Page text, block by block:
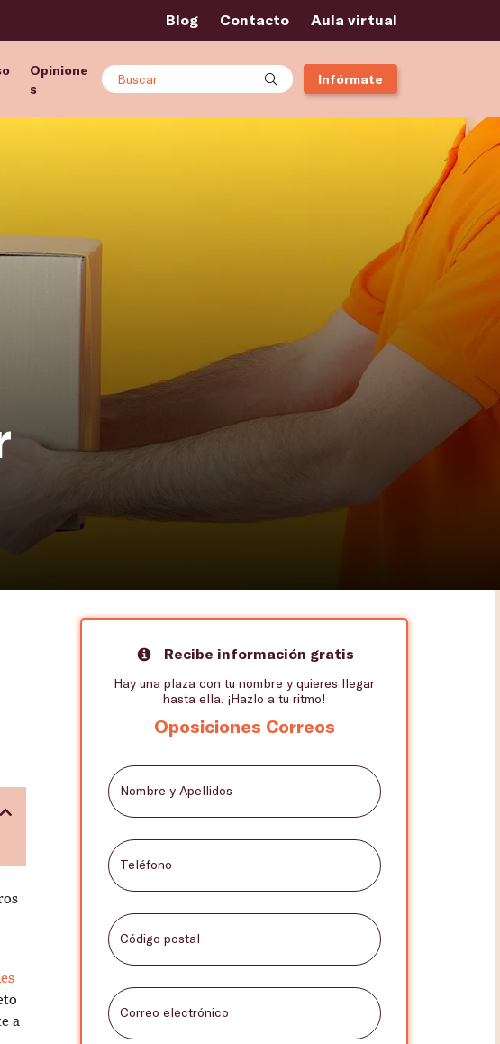
Blog Contacto Aula virtual
Opinione
s
Buscar Infórmate
a
Recibe información gratis
Hay una plaza con tu nombre y quieres llegar
hasta ella. ¡Hazlo a tu ritmo!
Oposiciones Correos
Nombre y Apellidos
Teléfono
Código postal
Correo electrónico